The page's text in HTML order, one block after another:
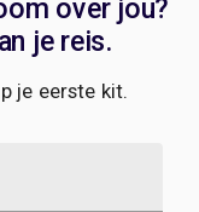
over jou?
je reis.
je eerste kit.